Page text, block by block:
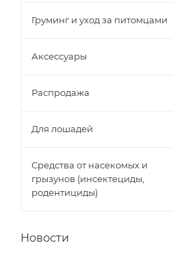
Груминг и уход за питомцами
Аксессуары
Распродажа
Для лошадей
Средства от насекомых и
грызунов (инсектециды,
родентициды)
Новости